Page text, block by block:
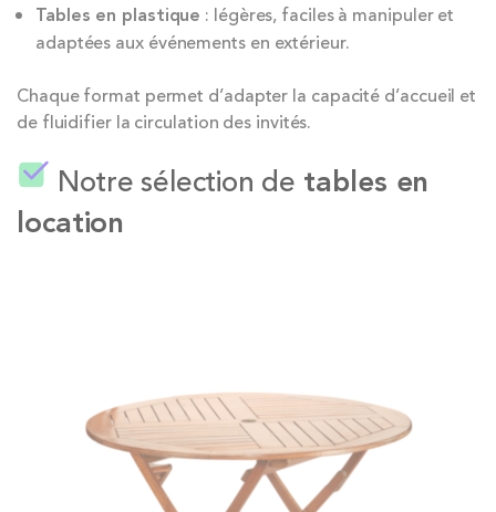
Tables en plastique : légères, faciles à manipuler et
adaptées aux événements en extérieur.
Chaque format permet d’adapter la capacité d’accueil et
de fluidifier la circulation des invités.
Notre sélection de tables en
location